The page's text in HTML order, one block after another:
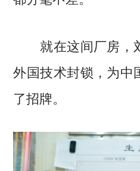
就在这间厂房，
外国技术封锁，为中
了招牌。